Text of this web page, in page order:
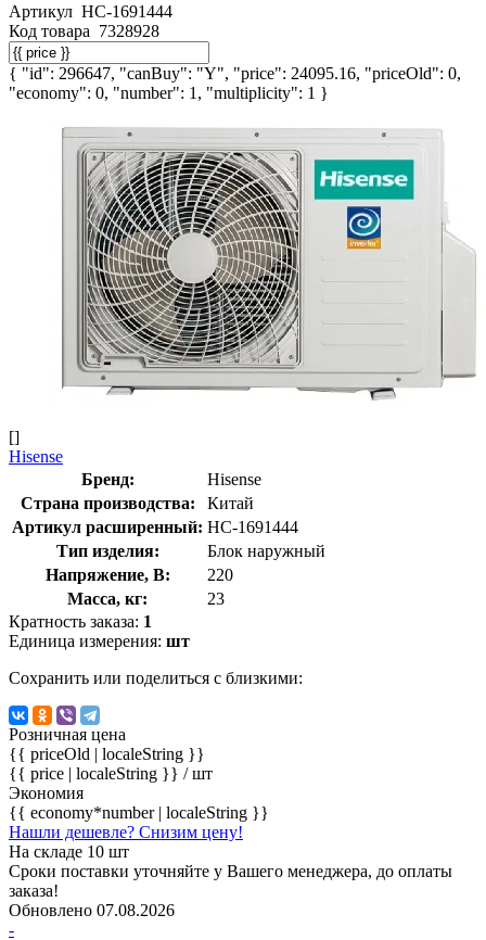
Артикул НС-1691444
Код товара 7328928
{ "id": 296647, "canBuy": "Y", "price": 24095.16, "priceOld": 0,
"economy": 0, "number": 1, "multiplicity": 1 }
[]
Hisense
Бренд:
Hisense
Страна производства:
Китай
Артикул расширенный: НС-1691444
Тип изделия:
Блок наружный
Напряжение, В:
220
Масса, кг:
23
Кратность заказа: 1
Единица измерения: шт
Сохранить или поделиться с близкими:
Розничная цена
{{ priceOld | localeString }}
{{ price | localeString }} / шт
Экономия
{{ economy*number | localeString }}
Нашли дешевле? Снизим цену!
На складе 10 шт
Сроки поставки уточняйте у Вашего менеджера, до оплаты
заказа!
Обновлено 07.08.2026
-